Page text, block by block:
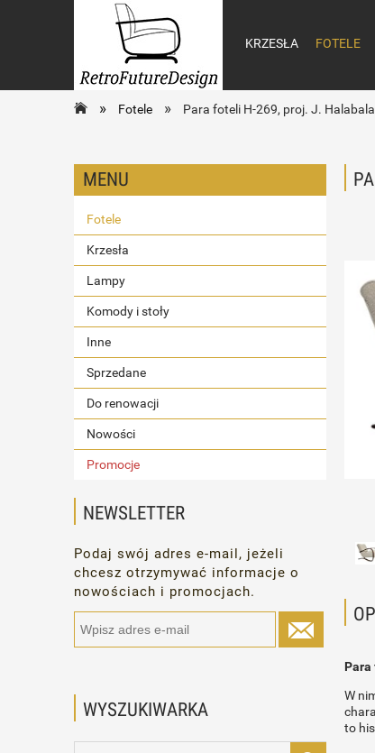
KRZESŁA FOTELE
» Fotele » Para foteli H-269, proj. J.
MENU
Fotele
Krzesła
Lampy
Komody i stoły
Inne
Sprzedane
Do renowacji
Nowości
Promocje
NEWSLETTER
Podaj swój adres e-mail, jeżeli
chcesz otrzymywać informacje o
nowościach i promocjach.
WYSZUKIWARKA
Para
W
to